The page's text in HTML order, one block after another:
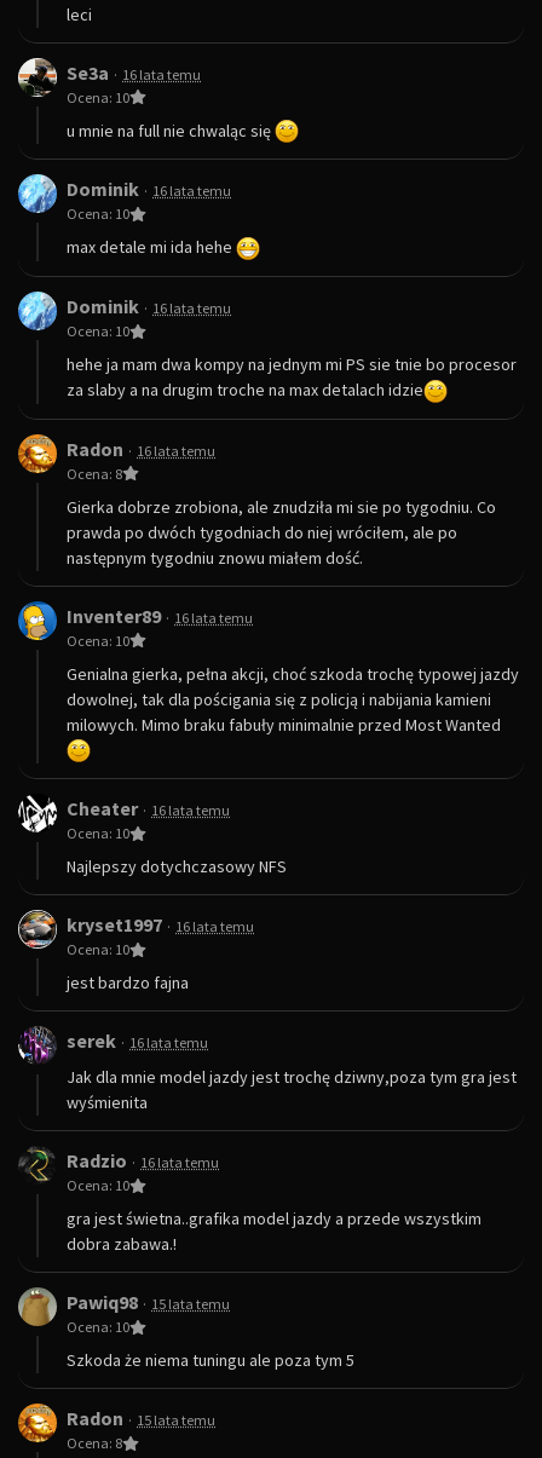
leci
Se3a · 16 lata temu
Ocena: 10
u mnie na full nie chwaląc się
Dominik · 16 lata temu
Ocena: 10
max detale mi ida hehe
Dominik · 16 lata temu
Ocena: 10
hehe ja mam dwa kompy na jednym mi PS sie tnie bo procesor
za slaby a na drugim troche na max detalach idzie
Radon · 16 lata temu
Ocena: 8
Gierka dobrze zrobiona, ale znudziła mi sie po tygodniu. Co
prawda po dwóch tygodniach do niej wróciłem, ale po
następnym tygodniu znowu miałem dość.
Inventer89· 16 lata temu
Ocena: 10
Genialna gierka, pełna akcji, choć szkoda trochę typowej jazdy
dowolnej, tak dla pościgania się z policją i nabijania kamieni
milowych. Mimo braku fabuły minimalnie przed Most Wanted
Cheater· 16 lata temu
Ocena: 10
Najlepszy dotychczasowy NFS
kryset1997 · 16 lata temu
Ocena: 10
jest bardzo fajna
serek · 16 lata temu
Jak dla mnie model jazdy jest trochę dziwny,poza tym gra jest
wyśmienita
Radzio · 16 lata temu
Ocena: 10
gra jest świetna..grafika model jazdy a przede wszystkim
dobra zabawa.!
Pawiq98 · 15 lata temu
Ocena: 10
Szkoda że niema tuningu ale poza tym 5
Radon · 15 lata temu
Ocena: 8